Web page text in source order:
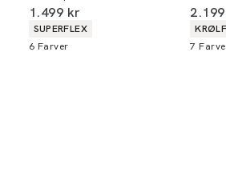
I alt (inkl. rabat)
1.499 kr
Produkt egenskaber
SUPERFLEX
6 Farver
I alt
7